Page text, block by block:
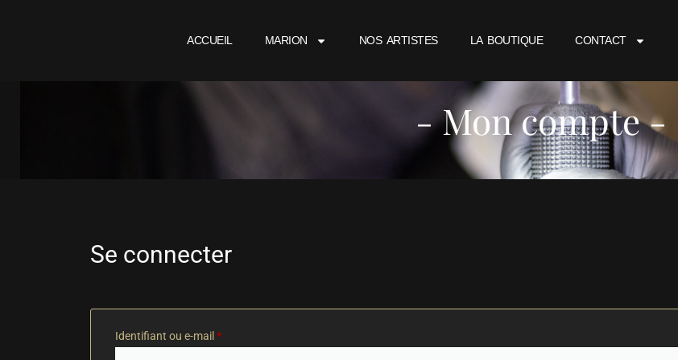
ACCUEIL MARION NOS ARTISTES LA BOUTIQUE CONTACT
- Mon compte -
Se connecter
Identifiant ou e-mail *